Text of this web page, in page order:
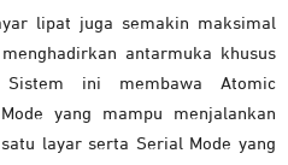
lipat juga semakin maksimal
antarmuka khusus
ini membawa Atomic
yang mampu menjalankan
layar serta Serial Mode yang